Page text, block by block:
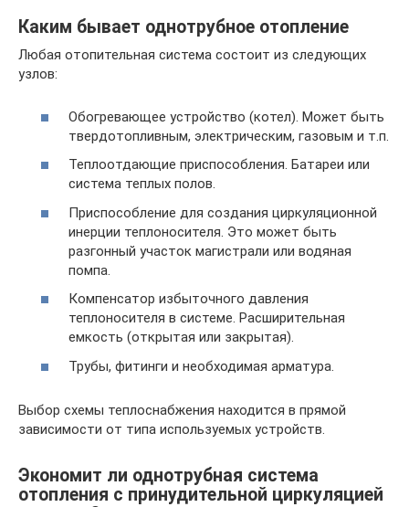
Каким бывает однотрубное отопление
Любая отопительная система состоит из следующих
узлов:
Обогревающее устройство (котел). Может быть
твердотопливным, электрическим, газовым и т.п.
Теплоотдающие приспособления. Батареи или
система теплых полов.
Приспособление для создания циркуляционной
инерции теплоносителя. Это может быть
разгонный участок магистрали или водяная
помпа.
Компенсатор избыточного давления
теплоносителя в системе. Расширительная
емкость (открытая или закрытая).
Трубы, фитинги и необходимая арматура.
Выбор схемы теплоснабжения находится в прямой
зависимости от типа используемых устройств.
Экономит ли однотрубная система
отопления с принудительной циркуляцией